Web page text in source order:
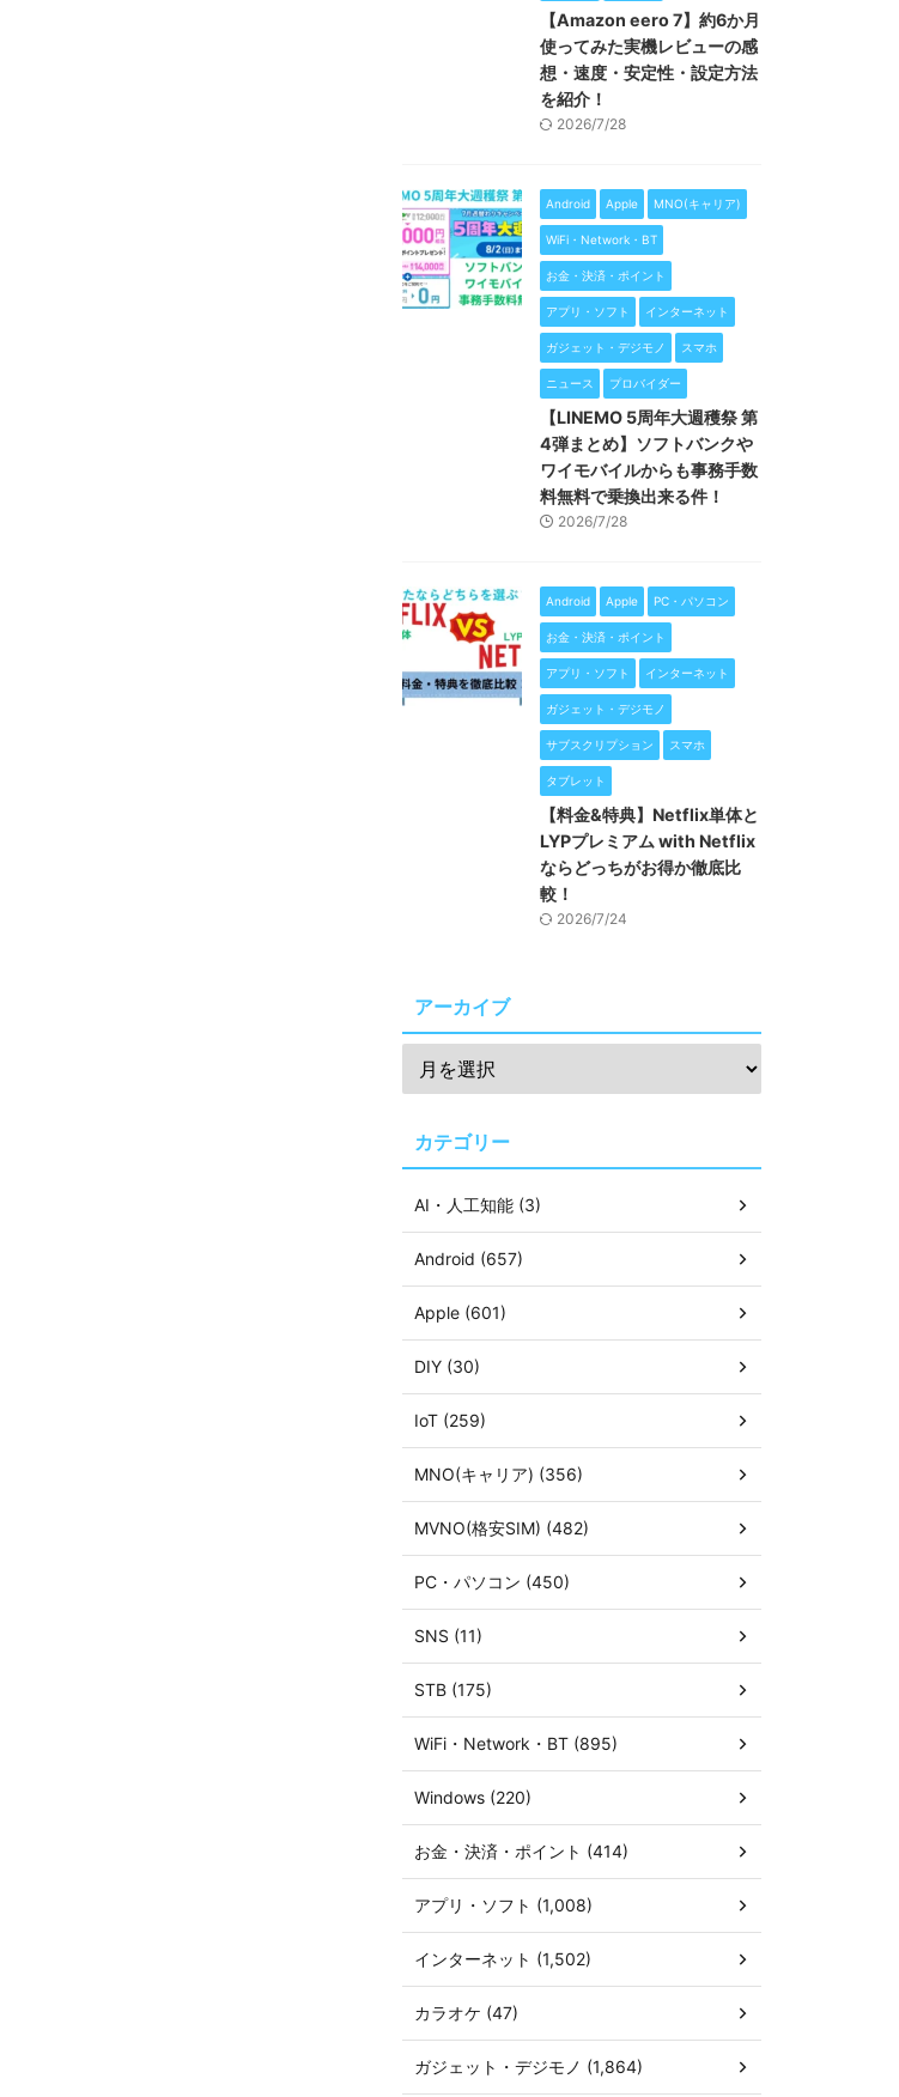
【Amazon eero 7】約6か月
使ってみた実機レビューの感
想・速度・安定性・設定方法
を紹介！
2026/7/28
Android Apple MNO(キャリア)
WiFi・Network・BT
お金・決済・ポイント
アプリ・ソフト インターネット
ガジェット・デジモノ スマホ
ニュース プロバイダー
【LINEMO 5周年大週穫祭 第
4弾まとめ】ソフトバンクや
ワイモバイルからも事務手数
料無料で乗換出来る件！
2026/7/28
Android Apple PC・パソコン
お金・決済・ポイント
アプリ・ソフト インターネット
ガジェット・デジモノ
サブスクリプション スマホ
タブレット
【料金&特典】Netflix単体と
LYPプレミアム with Netflix
ならどっちがお得か徹底比
較！
2026/7/24
アーカイブ
カテゴリー
AI・人工知能 (3)
Android (657)
Apple (601)
DIY (30)
IoT (259)
MNO(キャリア) (356)
MVNO(格安SIM) (482)
PC・パソコン (450)
SNS (11)
STB (175)
WiFi・Network・BT (895)
Windows (220)
お金・決済・ポイント (414)
アプリ・ソフト (1,008)
インターネット (1,502)
カラオケ (47)
ガジェット・デジモノ (1,864)